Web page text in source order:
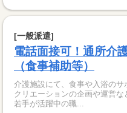
[一般派遣]
電話面接可！通所介
（食事補助等）
介護施設にて、食事や入浴の
クリエーションの企画や運営などをお任
若手が活躍中の職...